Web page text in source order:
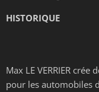
HISTORIQUE
Max LE VERRIER
pour les automobiles